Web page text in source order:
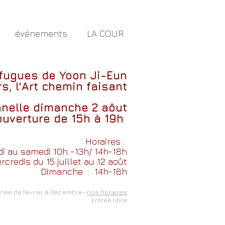
événements LA COUR
de Yoon Ji-Eun
l'Art chemin faisant
dimanche 2 aôut
de 15h à 19h
Horaires :
au samedi 10h -13h/ 14h-18h
du 15 juillet au 12 août
Dimanche : 14h-18h
de février à décembre- nos horaires
Entrée libre